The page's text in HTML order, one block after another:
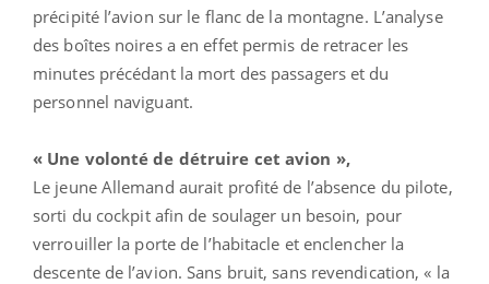
précipité l’avion sur le flanc de la montagne. L’analyse
des boîtes noires a en effet permis de retracer les
minutes précédant la mort des passagers et du
personnel naviguant.
« Une volonté de détruire cet avion »,
Le jeune Allemand aurait profité de l’absence du pilote,
sorti du cockpit afin de soulager un besoin, pour
verrouiller la porte de l’habitacle et enclencher la
descente de l’avion. Sans bruit, sans revendication, « la